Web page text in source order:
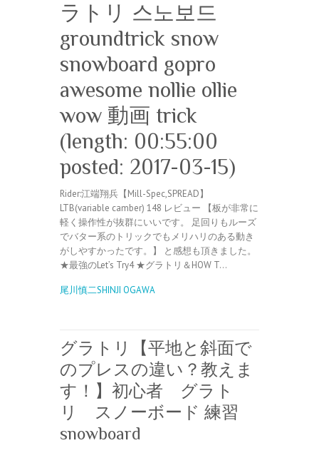
ラトリ 스노보드
groundtrick snow
snowboard gopro
awesome nollie ollie
wow 動画 trick
(length: 00:55:00
posted: 2017-03-15)
Rider:江端翔兵【Mill-Spec,SPREAD】
LTB(variable camber) 148 レビュー 【板が非常に
軽く操作性が抜群にいいです。 足回りもルーズ
でバター系のトリックでもメリハリのある動き
がしやすかったです。】 と感想も頂きました。
★最強のLet’s Try4 ★グラトリ＆HOW T…
尾川慎二SHINJI OGAWA
グラトリ【平地と斜面で
のプレスの違い？教えま
す！】初心者 グラト
リ スノーボード 練習
snowboard